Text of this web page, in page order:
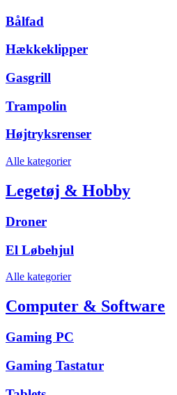
Bålfad
Hækkeklipper
Gasgrill
Trampolin
Højtryksrenser
Alle kategorier
Legetøj & Hobby
Droner
El Løbehjul
Alle kategorier
Computer & Software
Gaming PC
Gaming Tastatur